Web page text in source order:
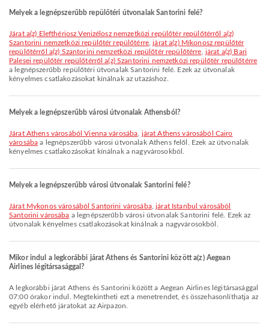
Melyek a legnépszerűbb repülőtéri útvonalak Santorini felé?
járat a(z) Elefthériosz Venizélosz nemzetközi repülőtér repülőtérről a(z)
Szantorini nemzetközi repülőtér repülőtérre ,járat a(z) Míkonosz repülőtér
repülőtérről a(z) Szantorini nemzetközi repülőtér repülőtérre járat a(z) Bari
Palesei repülőtér repülőtérről a(z) Szantorini nemzetközi repülőtér repülőtérre
a legnépszerűbb repülőtéri útvonalak Santorini felé. Ezek az útvonalak
kényelmes csatlakozásokat kínálnak az utazáshoz.
Melyek a legnépszerűbb városi útvonalak Athensból?
járat Athens városából Vienna városába járat Athens városából Cairo
városába a legnépszerűbb városi útvonalak Athens felől. Ezek az útvonalak
kényelmes csatlakozásokat kínálnak a nagyvárosokból.
Melyek a legnépszerűbb városi útvonalak Santorini felé?
járat Mykonos városából Santorini városába,járat Istanbul városából
Santorini városába a legnépszerűbb városi útvonalak Santorini felé. Ezek az
útvonalak kényelmes csatlakozásokat kínálnak a nagyvárosokból.
Mikor indul a legkorábbi járat Athens és Santorini között a(z) Aegean
Airlines légitársasággal?
A legkorábbi járat Athens és Santorini között a Aegean Airlines légitársasággal
07:00 órakor indul. Megtekintheti ezt a menetrendet, és összehasonlíthatja az
egyéb elérhető járatokat az Airpazon.